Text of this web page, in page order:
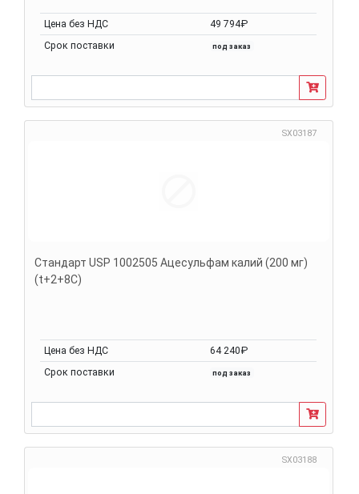
Цена без НДС
49 794₽
Срок поставки
под заказ
SX03187
Стандарт USP 1002505 Ацесульфам калий (200 мг)
(t+2+8C)
Цена без НДС
64 240₽
Срок поставки
под заказ
SX03188